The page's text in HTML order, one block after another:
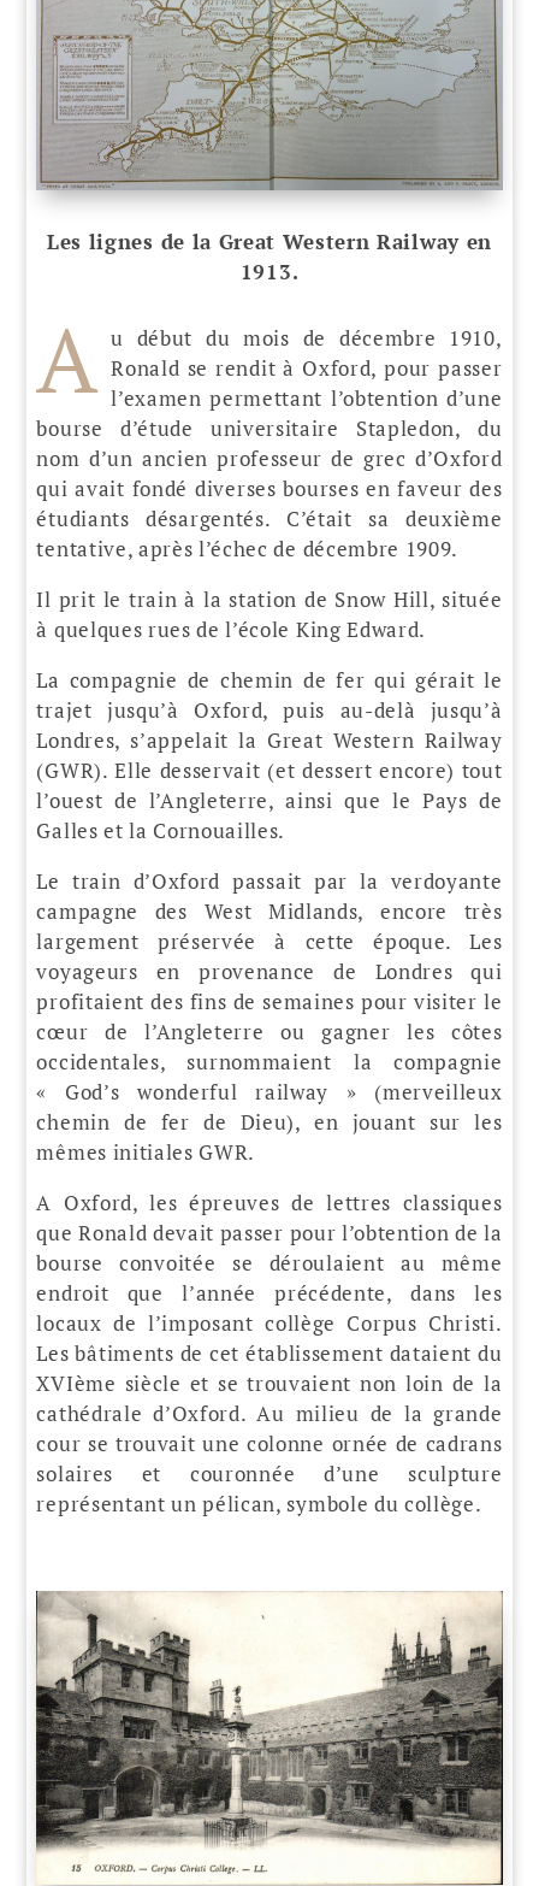
Les lignes de la Great Western Railway en
1913.
A u début du mois de décembre 1910,
Ronald se rendit à Oxford, pour passer
l’examen permettant l’obtention d’une
bourse d’étude universitaire Stapledon, du
nom d’un ancien professeur de grec d’Oxford
qui avait fondé diverses bourses en faveur des
étudiants désargentés. C’était sa deuxième
tentative, après l’échec de décembre 1909.
Il prit le train à la station de Snow Hill, située
à quelques rues de l’école King Edward.
La compagnie de chemin de fer qui gérait le
trajet jusqu’à Oxford, puis au-delà jusqu’à
Londres, s’appelait la Great Western Railway
(GWR). Elle desservait (et dessert encore) tout
l’ouest de l’Angleterre, ainsi que le Pays de
Galles et la Cornouailles.
Le train d’Oxford passait par la verdoyante
campagne des West Midlands, encore très
largement préservée à cette époque. Les
voyageurs en provenance de Londres qui
profitaient des fins de semaines pour visiter le
cœur de l’Angleterre ou gagner les côtes
occidentales, surnommaient la compagnie
« God’s wonderful railway » (merveilleux
chemin de fer de Dieu), en jouant sur les
mêmes initiales GWR.
A Oxford, les épreuves de lettres classiques
que Ronald devait passer pour l’obtention de la
bourse convoitée se déroulaient au même
endroit que l’année précédente, dans les
locaux de l’imposant collège Corpus Christi.
Les bâtiments de cet établissement dataient du
XVIème siècle et se trouvaient non loin de la
cathédrale d’Oxford. Au milieu de la grande
cour se trouvait une colonne ornée de cadrans
solaires et couronnée d’une sculpture
représentant un pélican, symbole du collège.